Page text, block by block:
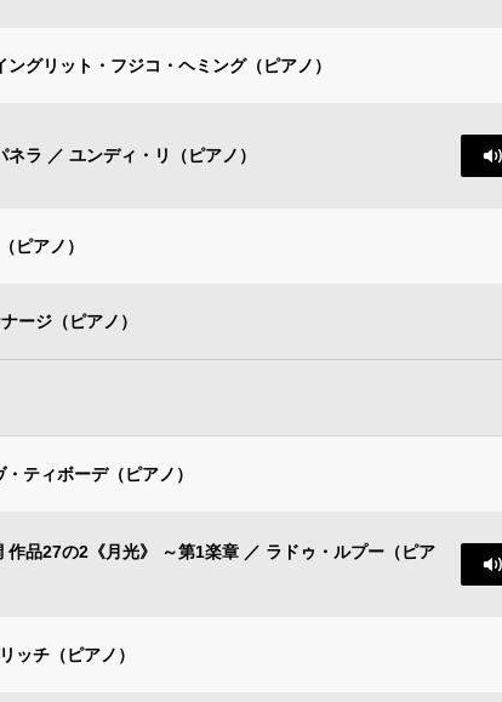
グリット・フジコ・ヘミング（ピアノ）
ラ ／ ユンディ・リ（ピアノ）
ピアノ）
ージ（ピアノ）
ティボーデ（ピアノ）
品27の2《月光》 ～第1楽章 ／ ラドゥ・ルプー（ピア
ッチ（ピアノ）